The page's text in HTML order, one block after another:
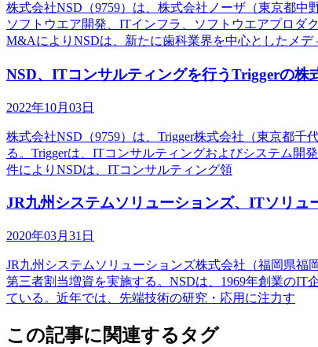
株式会社NSD（9759）は、株式会社ノーザ（東京都
ソフトウエア開発、ITインフラ、ソフトウエアプロダ
M&AによりNSDは、新たに歯科業界を中心としたメデ
NSD、ITコンサルティングを行うTriggerの株
2022年10月03日
株式会社NSD（9759）は、Trigger株式会社（東京都
る。Triggerは、ITコンサルティングおよびシステム
件によりNSDは、ITコンサルティング領
JR九州システムソリューションズ、ITソリュ
2020年03月31日
JR九州システムソリューションズ株式会社（福岡県福
第三者割当増資を実施する。NSDは、1969年創業の
ている。近年では、先端技術の研究・応用に注力す
この記事に関連するタグ